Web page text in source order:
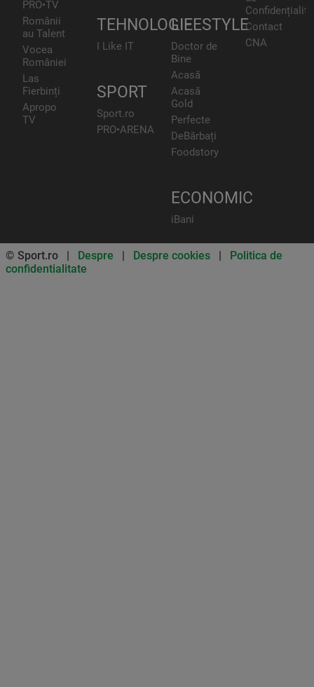
PRO•TV
Românii
au Talent
Vocea
României
Las
Fierbinți
Apropo
TV
TEHNOLOGIE
I Like IT
SPORT
Sport.ro
PRO•ARENA
LIFESTYLE
Doctor de
Bine
Acasă
Acasă
Gold
Perfecte
DeBărbați
Foodstory
ECONOMIC
iBani
Contact
CNA
© Sport.ro | Despre | Despre cookies | Politica de
confidentialitate